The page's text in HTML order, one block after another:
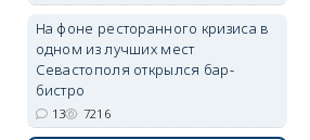
На фоне ресторанного кризиса в
одном из лучших мест
Севастополя открылся бар-
бистро
13 7216